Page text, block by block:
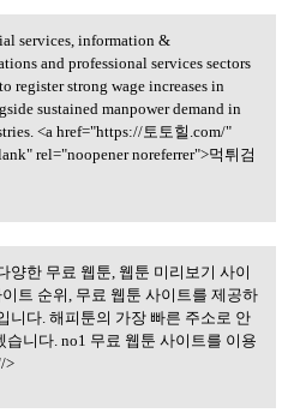
services,
services, information &
and professional services sectors
register strong wage increases in
sustained manpower demand in
<a href="https://토토힐.com/"
rel="noopener noreferrer">먹튀검
다양한 무료 웹툰, 웹툰
사이트,
양한 무료 웹툰, 웹툰 미리보기 사이
이트 순위, 무료 웹툰 사이트를 제공하
니다. 해피툰의 가장 빠른 주소로 안
습니다. no1 무료 웹툰 사이트를 이용
>